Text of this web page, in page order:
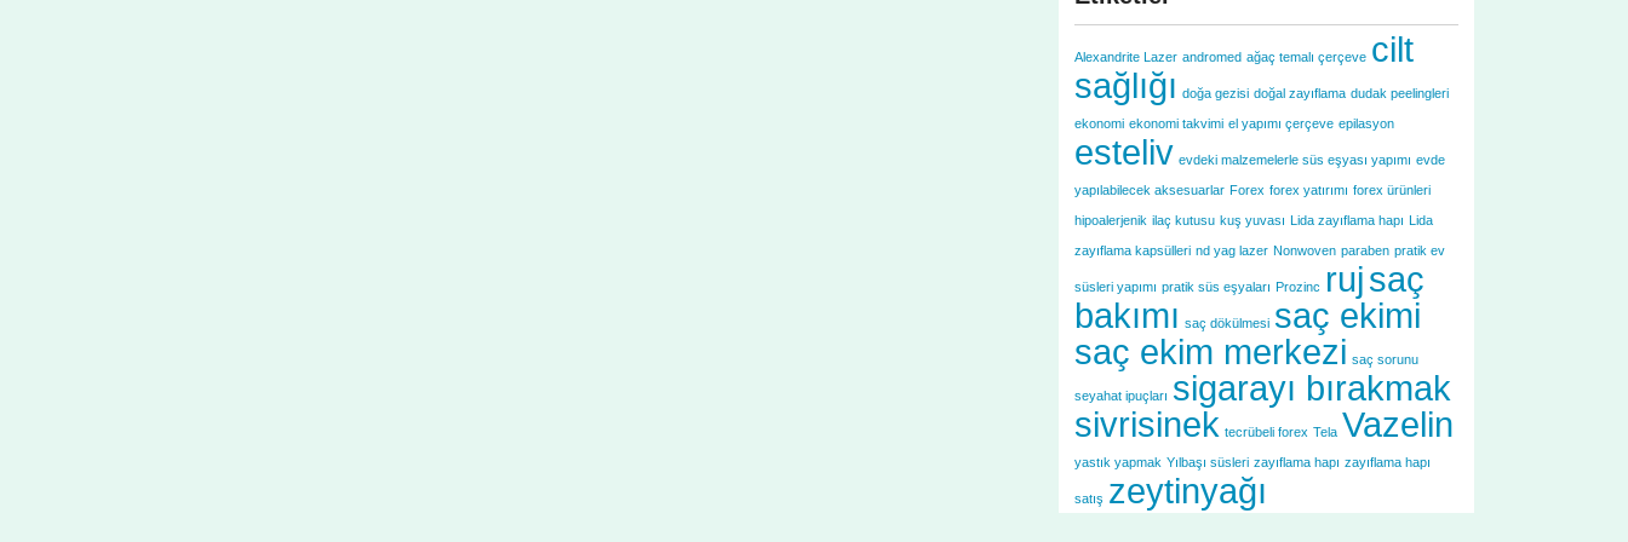
Alexandrite Lazer andromed ağaç temalı çerçeve cilt
sağlığı doğa gezisi doğal zayıflama dudak peelingleri
ekonomi ekonomi takvimi el yapımı çerçeve epilasyon
esteliv evdeki malzemelerle süs eşyası yapımı evde
yapılabilecek aksesuarlar Forex forex yatırımı forex ürünleri
hipoalerjenik ilaç kutusu kuş yuvası Lida zayıflama hapı Lida
zayıflama kapsülleri nd yag lazer Nonwoven paraben pratik ev
süsleri yapımı pratik süs eşyaları Prozinc rujsaç
bakımı saç dökülmesi saç ekimi
saç ekim merkezi saç sorunu
seyahat ipuçları sigarayı bırakmak
sivrisinek tecrübeli forex Tela Vazelin
yastık yapmak Yılbaşı süsleri zayıflama hapı zayıflama hapı
satış zeytinyağı